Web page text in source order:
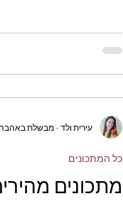
מתכונים
כל המתכונים
עירית ולד - מבשלת